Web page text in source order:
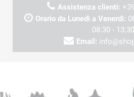
Assistenza clienti:
Orario da Lunedì a Venerdì:
08:30 - 13:30
Email: